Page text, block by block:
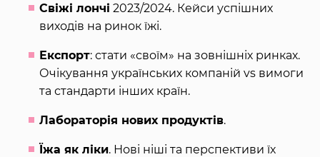
Свіжі лончі 2023/2024. Кейси успішних
виходів на ринок їжі.
Експорт: стати «своїм» на зовнішніх ринках.
Очікування українських компаній vs вимоги
та стандарти інших країн.
Лабораторія нових продуктів.
Їжа як ліки. Нові ніші та перспективи їх